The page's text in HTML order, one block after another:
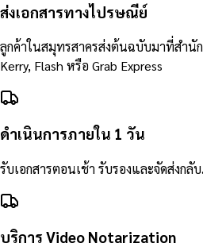
ส่งเอกสารทางไปรษณีย์
ลูกค้าในสมุทรสาครส่งต้นฉบับมาที่สำนัก
Kerry, Flash หรือ Grab Express
ดำเนินการภายใน 1 วัน
รับเอกสารตอนเช้า รับรองและจัดส่งกลั
บริการ Video Notarization